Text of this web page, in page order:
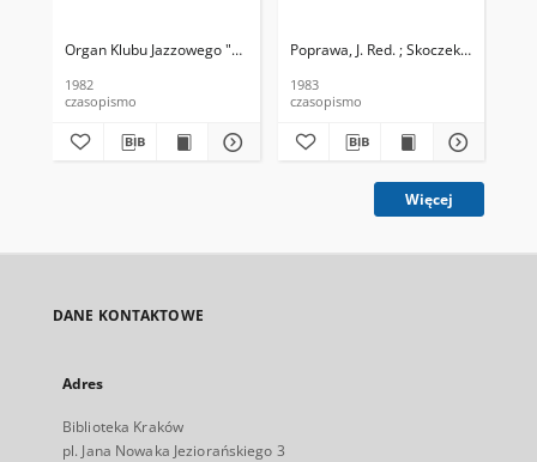
Organ Klubu Jazzowego "Rotunda" Skoczek, T. Red.
1982
czasopismo
Poprawa, J. Red. ; Skoczek T. Red.
1983
czasopismo
Więcej
DANE KONTAKTOWE
Adres
Biblioteka Kraków
pl. Jana Nowaka Jeziorańskiego 3